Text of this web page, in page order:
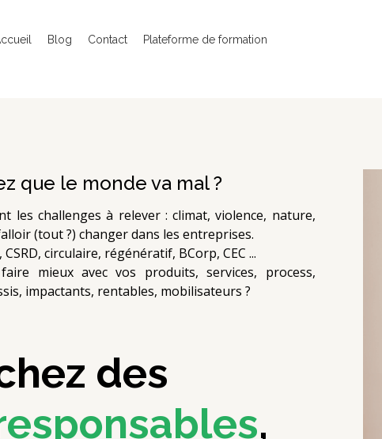
Blog Contact Plateforme de formation
que le monde va mal ?
les challenges à relever : climat, violence, nature,
(tout ?) changer dans les entreprises.
circulaire, régénératif, BCorp, CEC ...
mieux avec vos produits, services, process,
impactants, rentables, mobilisateurs ?
des
,